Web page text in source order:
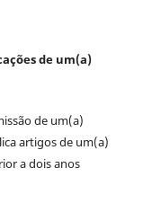
de um(a)
de um(a)
artigos de um(a)
a dois anos